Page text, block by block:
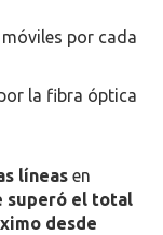
por cada
la fibra óptica
líneas en
superó el total
desde